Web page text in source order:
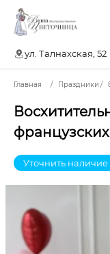
ул. Талнахская, 52
Главная Праздники
Уточнить наличие